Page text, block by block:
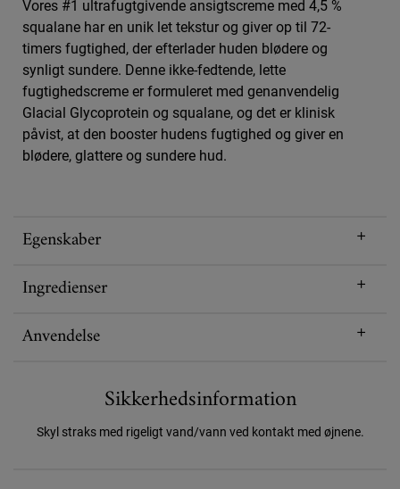
Vores #1 ultrafugtgivende ansigtscreme med 4,5 %
squalane har en unik let tekstur og giver op til 72-
timers fugtighed, der efterlader huden blødere og
synligt sundere. Denne ikke-fedtende, lette
fugtighedscreme er formuleret med genanvendelig
Glacial Glycoprotein og squalane, og det er klinisk
påvist, at den booster hudens fugtighed og giver en
blødere, glattere og sundere hud.
Egenskaber
Ingredienser
Anvendelse
Sikkerhedsinformation
Skyl straks med rigeligt vand/vann ved kontakt med øjnene.